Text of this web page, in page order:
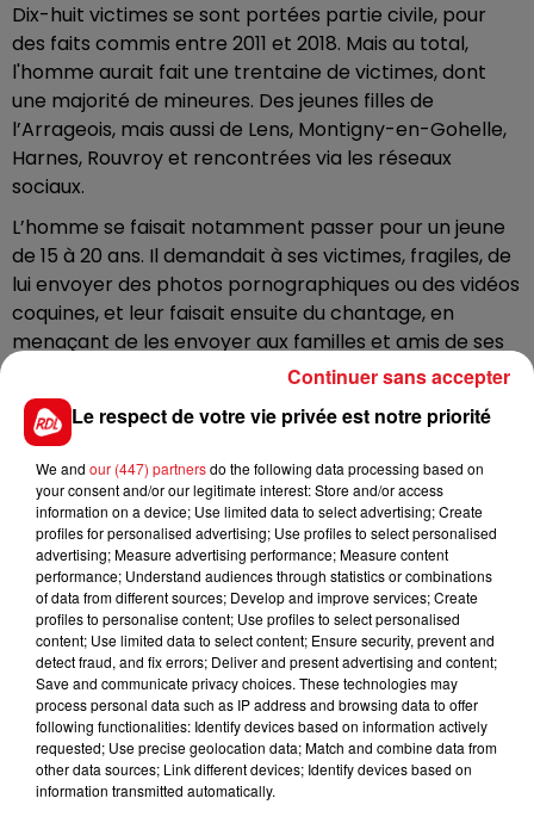
Dix-huit victimes se sont portées partie civile, pour
des faits commis entre 2011 et 2018. Mais au total,
l'homme aurait fait une trentaine de victimes, dont
une majorité de mineures. Des jeunes filles de
l’Arrageois, mais aussi de Lens, Montigny-en-Gohelle,
Harnes, Rouvroy et rencontrées via les réseaux
sociaux.
L’homme se faisait notamment passer pour un jeune
de 15 à 20 ans. Il demandait à ses victimes, fragiles, de
lui envoyer des photos pornographiques ou des vidéos
coquines, et leur faisait ensuite du chantage, en
menaçant de les envoyer aux familles et amis de ses
victimes. Allant jusqu'à promettre un effacement des
photos contre une relation sexuelle.
Mickaël Chrétien avait déjà été condamné pour des
faits similaires. Il a été incarcéré directement à la
sortie de l'audience. Outre ses 6 ans de prison, le
prévenu devra aussi se soigner et payer des
dommages et intérêts à ses victimes. Son nom sera
également inscrit au fichier des délinquants sexuels.
FIL D'ACTUS
Le respect de votre vie privée est notre priorité
We and our (447) partnersdo the following data processing based on
your consent and/or our legitimate interest: Store and/or access
information on a device; Use limited data to select advertising; Create
profiles for personalised advertising; Use profiles to select personalised
advertising; Measure advertising performance; Measure content
performance; Understand audiences through statistics or combinations
of data from different sources; Develop and improve services; Create
profiles to personalise content; Use profiles to select personalised
content; Use limited data to select content; Ensure security, prevent and
detect fraud, and fix errors; Deliver and present advertising and content;
Save and communicate privacy choices. These technologies may
process personal data such as IP address and browsing data to offer
following functionalities: Identify devices based on information actively
requested; Use precise geolocation data; Match and combine data from
other data sources; Link different devices; Identify devices based on
information transmitted automatically.
Continuer sans accepter